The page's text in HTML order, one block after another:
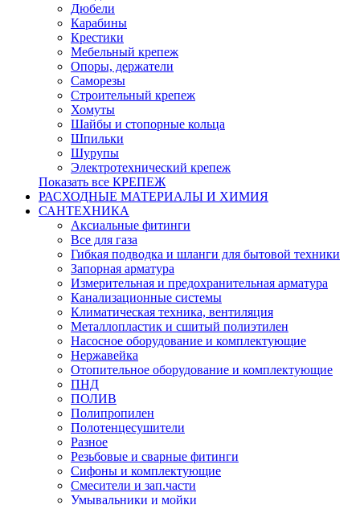
Дюбели
Карабины
Крестики
Мебельный крепеж
Опоры, держатели
Саморезы
Строительный крепеж
Хомуты
Шайбы и стопорные кольца
Шпильки
Шурупы
Электротехнический крепеж
Показать все КРЕПЕЖ
РАСХОДНЫЕ МАТЕРИАЛЫ И ХИМИЯ
САНТЕХНИКА
Аксиальные фитинги
Все для газа
Гибкая подводка и шланги для бытовой техники
Запорная арматура
Измерительная и предохранительная арматура
Канализационные системы
Климатическая техника, вентиляция
Металлопластик и сшитый полиэтилен
Насосное оборудование и комплектующие
Нержавейка
Отопительное оборудование и комплектующие
ПНД
ПОЛИВ
Полипропилен
Полотенцесушители
Разное
Резьбовые и сварные фитинги
Сифоны и комплектующие
Смесители и зап.части
Умывальники и мойки